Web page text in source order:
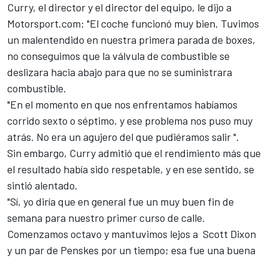
Curry, el director y el director del equipo, le dijo a
Motorsport.com: "El coche funcionó muy bien. Tuvimos
un malentendido en nuestra primera parada de boxes,
no conseguimos que la válvula de combustible se
deslizara hacia abajo para que no se suministrara
combustible.
"En el momento en que nos enfrentamos habíamos
corrido sexto o séptimo, y ese problema nos puso muy
atrás. No era un agujero del que pudiéramos salir ".
Sin embargo, Curry admitió que el rendimiento más que
el resultado había sido respetable, y en ese sentido, se
sintió alentado.
"Sí, yo diría que en general fue un muy buen fin de
semana para nuestro primer curso de calle.
Comenzamos octavo y mantuvimos lejos a Scott Dixon
y un par de Penskes por un tiempo; esa fue una buena